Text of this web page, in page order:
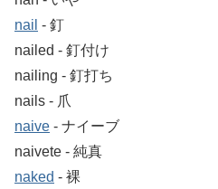
nail ‐ 釘
nailed ‐ 釘付け
nailing ‐ 釘打ち
nails ‐ 爪
naive ‐ ナイーブ
naivete ‐ 純真
naked ‐ 裸